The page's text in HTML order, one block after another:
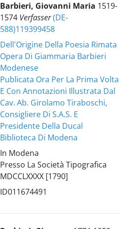
Barbieri, Giovanni Maria 1519-
1574 Verfasser(DE-
588)119399458
Dell'Origine Della Poesia Rimata
Opera Di Giammaria Barbieri
Modenese
Publicata Ora Per La Prima Volta
E Con Annotazioni Illustrata Dal
Cav. Ab. Girolamo Tiraboschi,
Consigliere Di S.A.S. E
Presidente Della Ducal
Biblioteca Di Modena
In Modena
Presso La Società Tipografica
MDCCLXXXX [1790]
ID011674491